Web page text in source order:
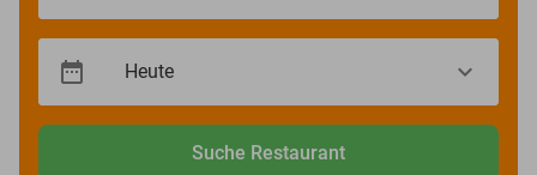
Suche Restaurant